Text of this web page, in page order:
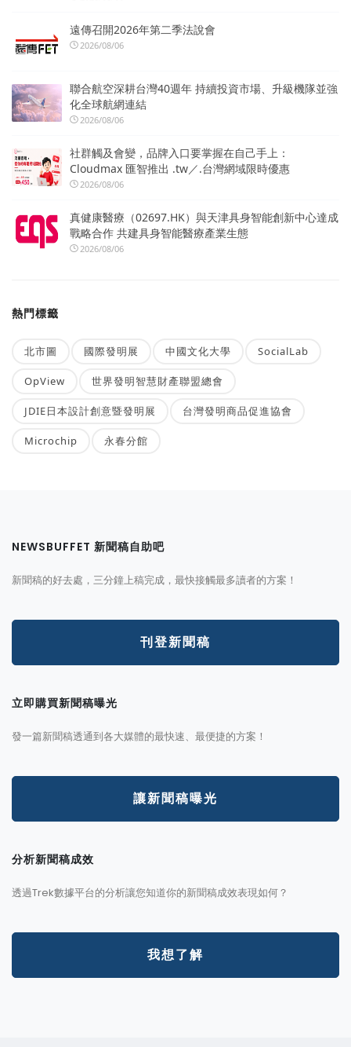
遠傳召開2026年第二季法說會
2026/08/06
聯合航空深耕台灣40週年 持續投資市場、升級機隊並強
化全球航網連結
2026/08/06
社群觸及會變，品牌入口要掌握在自己手上：
Cloudmax 匯智推出 .tw／.台灣網域限時優惠
2026/08/06
真健康醫療（02697.HK）與天津具身智能創新中心達成
戰略合作 共建具身智能醫療產業生態
2026/08/06
熱門標籤
北市圖 國際發明展 中國文化大學 SocialLab
OpView 世界發明智慧財產聯盟總會
JDIE日本設計創意暨發明展 台灣發明商品促進協會
Microchip 永春分館
NEWSBUFFET 新聞稿自助吧
新聞稿的好去處，三分鐘上稿完成，最快接觸最多讀者的方案！
刊登新聞稿
立即購買新聞稿曝光
發一篇新聞稿透通到各大媒體的最快速、最便捷的方案！
讓新聞稿曝光
分析新聞稿成效
透過Trek數據平台的分析讓您知道你的新聞稿成效表現如何？
我想了解